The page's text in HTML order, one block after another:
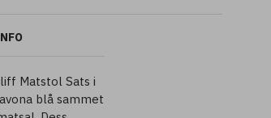
Matstol Sats i
blå sammet